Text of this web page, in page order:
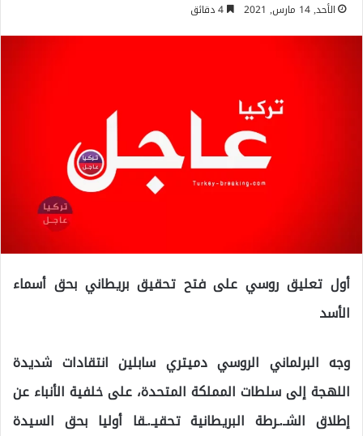
الأحد, 14 مارس, 2021
أول تعليق روسي على فتح تحقيق بريطاني بحق أسماء
الأسد
وجه البرلماني الروسي دميتري سابلين انتقادات شديدة
اللهجة إلى سلطات المملكة المتحدة، على خلفية الأنباء عن
إطلاق الشـ.ـرطة البريطانية تحقيـ.ـقا أوليا بحق السيدة